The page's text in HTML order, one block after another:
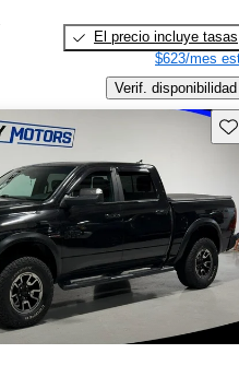
El precio incluye tasas
$623/mes
Verif. disponibilidad